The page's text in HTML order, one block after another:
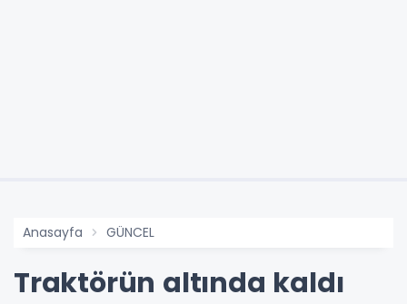
Anasayfa GÜNCEL
Traktörün altında kaldı